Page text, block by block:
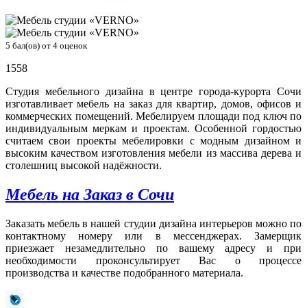
5 бал(ов) от 4 оценок
1558
Студия мебельного дизайна в центре города-курорта Сочи
изготавливает мебель на заказ для квартир, домов, офисов и
коммерческих помещений. Мебелируем площади под ключ по
индивидуальным меркам и проектам. Особенной гордостью
считаем свои проекты мебелировки с модным дизайном и
высоким качеством изготовления мебели из массива дерева и
столешниц высокой надёжности.
Мебель на Заказ в Сочи
Заказать мебель в нашей студии дизайна интерьеров можно по
контактному номеру или в мессенджерах. Замерщик
приезжает незамедлительно по вашему адресу и при
необходимости проконсультирует Вас о процессе
производства и качестве подобранного материала.